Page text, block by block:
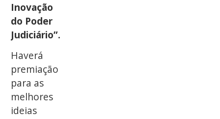
Inovação
do Poder
Judiciário”.
Haverá
premiação
para as
melhores
ideias